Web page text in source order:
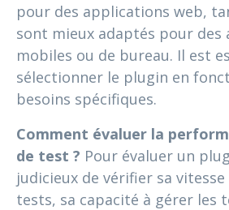
pour des applications web,
sont mieux adaptés pour des
mobiles ou de bureau. Il est
sélectionner le plugin en
besoins spécifiques.
Comment évaluer la
de test ? Pour évaluer un
judicieux de vérifier sa vitesse
tests, sa capacité à gérer les